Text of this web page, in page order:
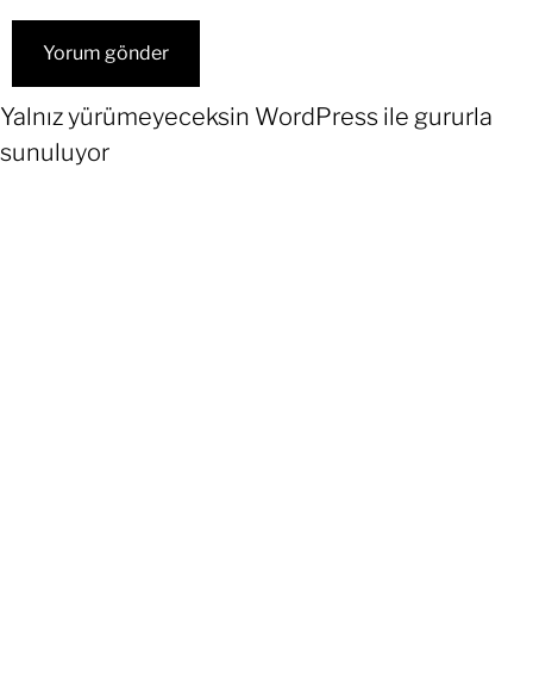
Yalnız yürümeyeceksin WordPress ile gururla
sunuluyor